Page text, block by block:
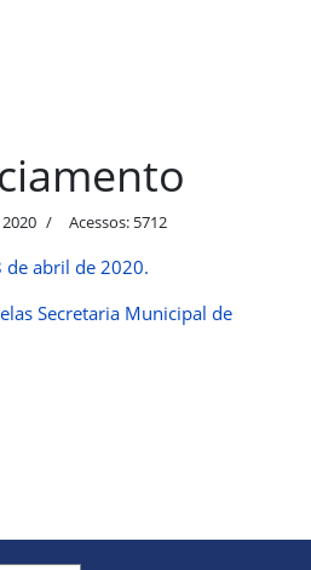
Acessos: 5712
de abril de 2020.
Secretaria Municipal de